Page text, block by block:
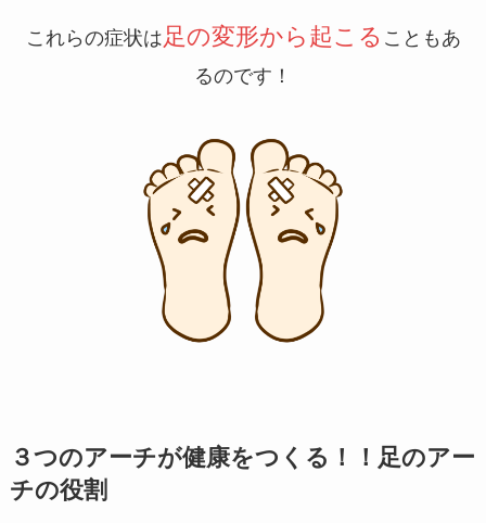
これらの症状は 足の変形から起こる こともあ
るのです！
３つのアーチが健康をつくる！！足のアー
チの役割